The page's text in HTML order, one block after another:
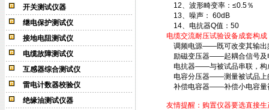
开关测试仪器
继电保护测试仪
接地电阻测试仪
电缆故障测试仪
互感器综合测试仪
雷电计数器校验仪
绝缘油测试仪器
12、波形畸变率：≤0.5％
13、噪声： 60dB
14、电抗器Q值：50
电缆交流耐压试验设备成套构成
调频电源——既可改变其输出
励磁变压器——起耦合信号及
电抗器——与被试品串联，构
电容分压器——测量被试品上
补偿电容器——补偿小电容量
友情提醒：购置仪器要选直接